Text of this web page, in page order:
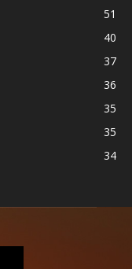
51
40
37
36
35
35
34